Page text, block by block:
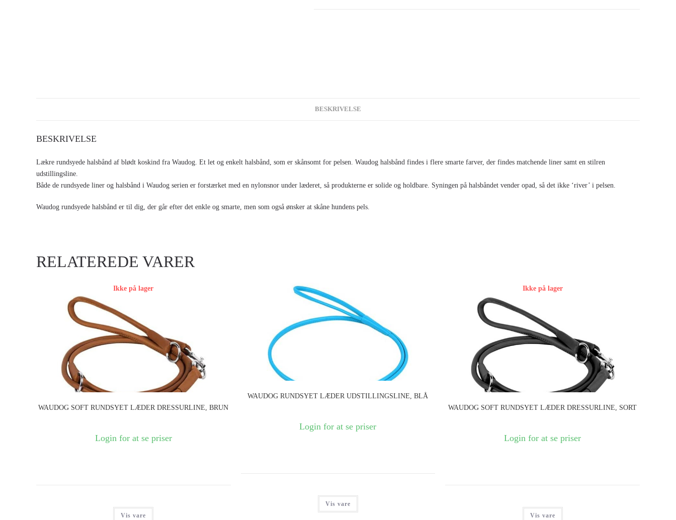
BESKRIVELSE
BESKRIVELSE
Lækre rundsyede halsbånd af blødt koskind fra Waudog. Et let og enkelt halsbånd, som er skånsomt for pelsen. Waudog halsbånd findes i flere smarte farver, der findes matchende liner samt en stilren
udstillingsline.
Både de rundsyede liner og halsbånd i Waudog serien er forstærket med en nylonsnor under læderet, så produkterne er solide og holdbare. Syningen på halsbåndet vender opad, så det ikke ‘river’ i pelsen.
Waudog rundsyede halsbånd er til dig, der går efter det enkle og smarte, men som også ønsker at skåne hundens pels.
RELATEREDE VARER
Ikke på lager
WAUDOG SOFT RUNDSYET LÆDER DRESSURLINE, BRUN
Login for at se priser
Vis vare
WAUDOG RUNDSYET LÆDER UDSTILLINGSLINE, BLÅ
Login for at se priser
Vis vare
Ikke på lager
WAUDOG SOFT RUNDSYET LÆDER DRESSURLINE, SORT
Login for at se priser
Vis vare